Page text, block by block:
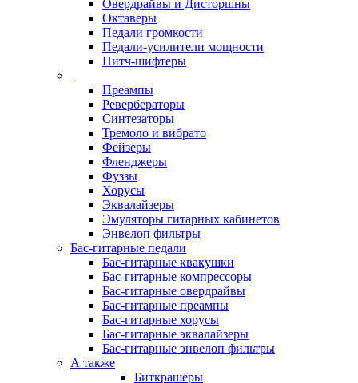
Овердрайвы и Дисторшны
Октаверы
Педали громкости
Педали-усилители мощности
Питч-шифтеры
Преампы
Ревербераторы
Синтезаторы
Тремоло и вибрато
Фейзеры
Фленджеры
Фуззы
Хорусы
Эквалайзеры
Эмуляторы гитарных кабинетов
Энвелоп фильтры
Бас-гитарные педали
Бас-гитарные квакушки
Бас-гитарные компрессоры
Бас-гитарные овердрайвы
Бас-гитарные преампы
Бас-гитарные хорусы
Бас-гитарные эквалайзеры
Бас-гитарные энвелоп фильтры
А также
Биткрашеры